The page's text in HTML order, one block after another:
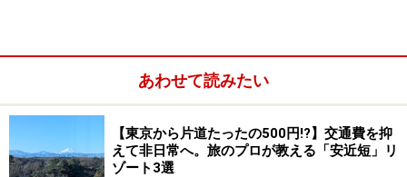
あわせて読みたい
【東京から片道たったの500円!?】交通費を抑
えて非日常へ。旅のプロが教える「安近短」リ
ゾート3選